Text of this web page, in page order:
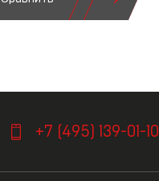
+7 (495) 139-01-10